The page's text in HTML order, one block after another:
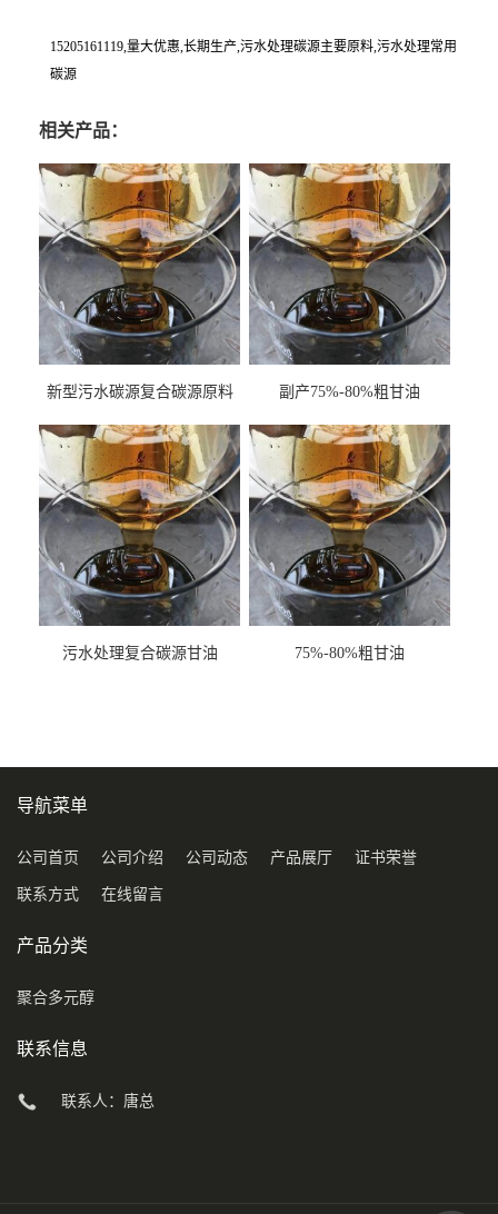
15205161119,量大优惠,长期生产,污水处理碳源主要原料,污水处理常用
碳源
相关产品：
新型污水碳源复合碳源原料
副产75%-80%粗甘油
污水处理复合碳源甘油
75%-80%粗甘油
导航菜单
公司首页 公司介绍 公司动态 产品展厅 证书荣誉
联系方式 在线留言
产品分类
聚合多元醇
联系信息
联系人：唐总